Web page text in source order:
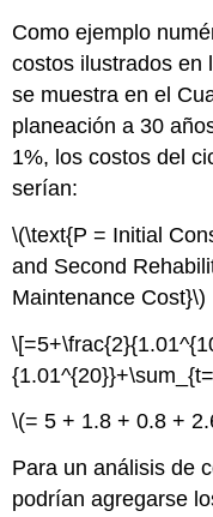
Como ejemplo
costos ilustrados en
se muestra en el
planeación a 30
1%, los costos del
serían:
\(\text{P = Initial
and Second
Maintenance Cost}\)
\(= 5 + 1.8 + 0.8 +
Para un análisis de
podrían agregarse